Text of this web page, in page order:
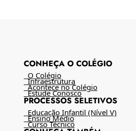
CONHEÇA O COLÉGIO
O Colégio
Infraestrutura
Acontece no Colégio
Estude Conosco
PROCESSOS SELETIVOS
Educação Infantil (Nível V)
Ensino Médio
Curso Técnico